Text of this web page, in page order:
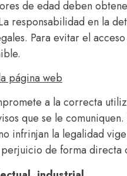
de edad deben
responsabilidad en la
Para evitar el
página web
a la correcta
que se le
infrinjan la legalidad
de forma directa